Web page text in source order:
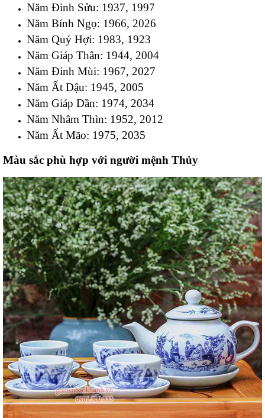
Năm Đinh Sửu: 1937, 1997
Năm Bính Ngọ: 1966, 2026
Năm Quý Hợi: 1983, 1923
Năm Giáp Thân: 1944, 2004
Năm Đinh Mùi: 1967, 2027
Năm Ất Dậu: 1945, 2005
Năm Giáp Dần: 1974, 2034
Năm Nhâm Thìn: 1952, 2012
Năm Ất Mão: 1975, 2035
Màu sắc phù hợp với người mệnh Thủy